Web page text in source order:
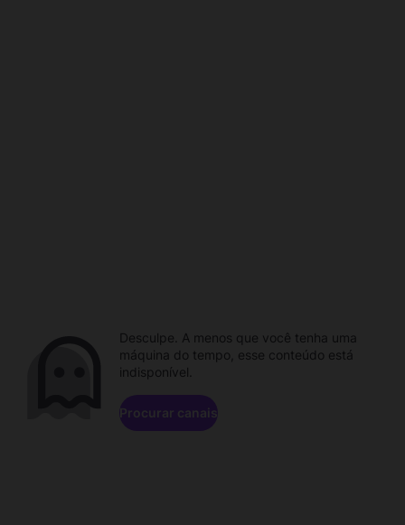
Desculpe. A menos que você tenha uma
máquina do tempo, esse conteúdo está
indisponível.
Procurar canais